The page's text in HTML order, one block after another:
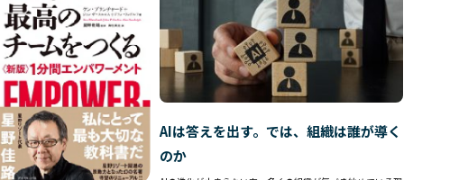
AIは答えを出す。では、組織は誰が導く
のか